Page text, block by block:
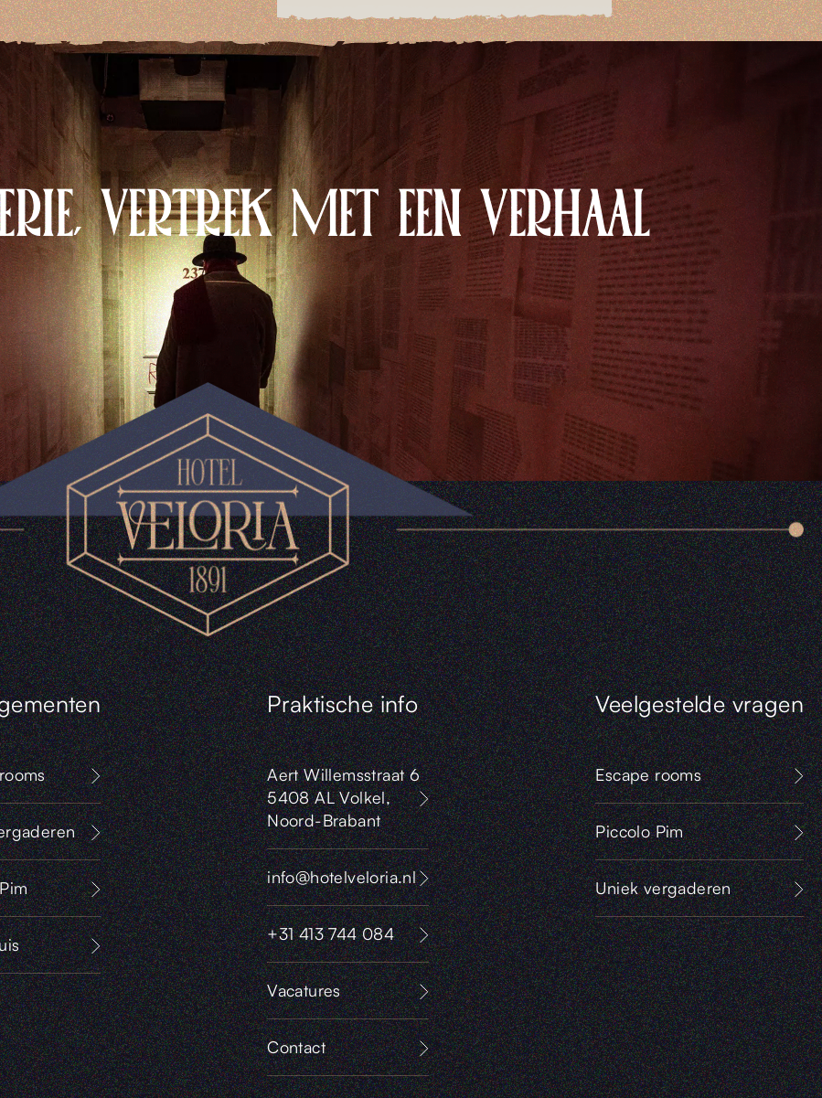
VERTREK MET EEN VERHAAL
Praktische info
Aert Willemsstraat 6
5408 AL Volkel,
Noord-Brabant
info@hotelveloria.nl
+31 413 744 084
Vacatures
Contact
Veelgestelde vragen
Escape rooms
Piccolo Pim
Uniek vergaderen